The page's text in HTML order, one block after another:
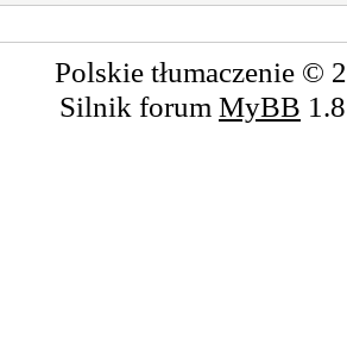
Polskie tłumaczenie ©
Silnik forum MyBB